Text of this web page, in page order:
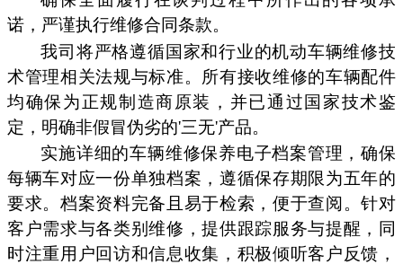
诺，严谨执行维修合同条款。
我司将严格遵循国家和行业的机动车辆维修技
术管理相关法规与标准。所有接收维修的车辆配件
均确保为正规制造商原装，并已通过国家技术鉴
定，明确非假冒伪劣的'三无'产品。
实施详细的车辆维修保养电子档案管理，确保
每辆车对应一份单独档案，遵循保存期限为五年的
要求。档案资料完备且易于检索，便于查阅。针对
客户需求与各类别维修，提供跟踪服务与提醒，同
时注重用户回访和信息收集，积极倾听客户反馈，